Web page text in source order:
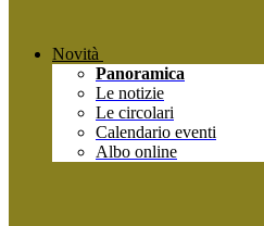
Novità
Panoramica
Le notizie
Le circolari
Calendario eventi
Albo online